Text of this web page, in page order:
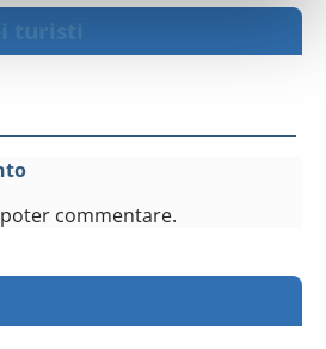
elaborati i tuoi dati personali
nella
cookie.
personalizzare contenuti ed
dei social media e per
Condividiamo inoltre
turisti
commentare.